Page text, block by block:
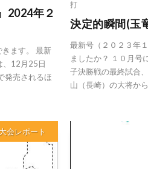
2024年２
ます。 最新
、12月25日
発売されるほ
打
決定的瞬間(玉
最新号（２０２３年
ましたか？ １０月号
子決勝戦の最終試合
山（長崎）の大将か
大会レポート